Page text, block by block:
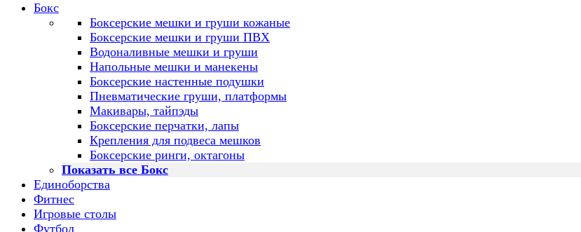
Бокс
Боксерские мешки и груши кожаные
Боксерские мешки и груши ПВХ
Водоналивные мешки и груши
Напольные мешки и манекены
Боксерские настенные подушки
Пневматические груши, платформы
Макивары, тайпэды
Боксерские перчатки, лапы
Крепления для подвеса мешков
Боксерские ринги, октагоны
Показать все Бокс
Единоборства
Фитнес
Игровые столы
Футбол